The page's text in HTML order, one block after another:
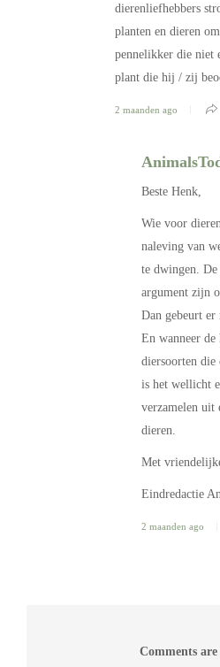
dierenliefhebbers
planten en dieren
pennelikker die niet
plant die hij / zij
2 maanden ago
Beste Henk,
Wie voor
naleving van
te dwingen. De
argument zijn
Dan gebeurt er
En wanneer
diersoorten die
is het wellicht
verzamelen uit
dieren.
Met
Eindredactie
2 maanden ago
Comments are